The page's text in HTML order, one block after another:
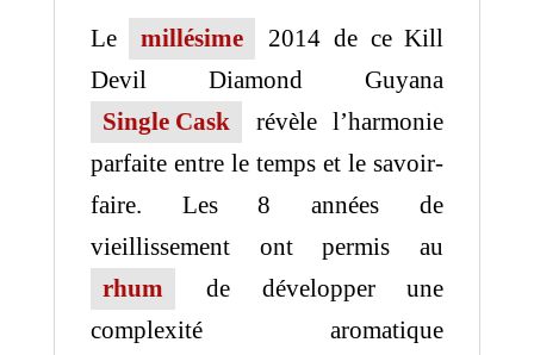
Le millésime
2014 de ce Kill
Devil Diamond Guyana
Single Cask
révèle l’harmonie
parfaite entre le temps et le savoir-
faire. Les 8 années de
vieillissement ont permis au
rhum
de développer une
complexité aromatique